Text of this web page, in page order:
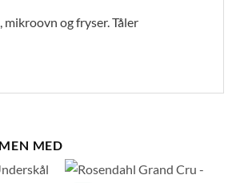
og fryser. Tåler
MED